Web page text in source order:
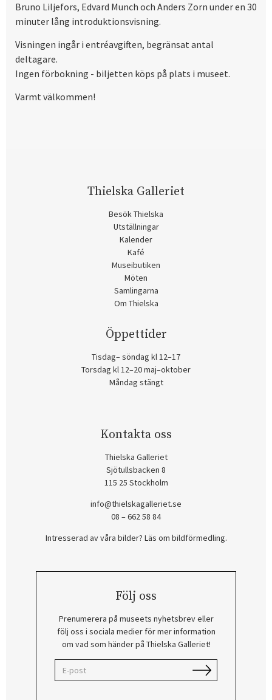
Bruno Liljefors, Edvard Munch och Anders Zorn under en 30
minuter lång introduktionsvisning.
Visningen ingår i entréavgiften, begränsat antal
deltagare.
Ingen förbokning - biljetten köps på plats i museet.
Varmt välkommen!
Thielska Galleriet
Besök Thielska
Utställningar
Kalender
Kafé
Museibutiken
Möten
Samlingarna
Om Thielska
Öppettider
Tisdag– söndag kl 12–17
Torsdag kl 12–20 maj–oktober
Måndag stängt
Kontakta oss
Thielska Galleriet
Sjötullsbacken 8
115 25 Stockholm
info@thielskagalleriet.se
08 – 662 58 84
Intresserad av våra bilder? Läs om bildförmedling.
Följ oss
Prenumerera på museets nyhetsbrev eller
följ oss i sociala medier för mer information
om vad som händer på Thielska Galleriet!